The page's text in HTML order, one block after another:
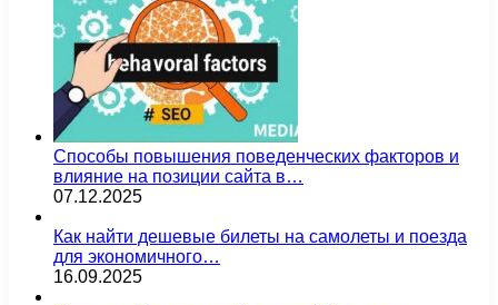
Способы повышения поведенческих факторов и
влияние на позиции сайта в…
07.12.2025
Как найти дешевые билеты на самолеты и поезда
для экономичного…
16.09.2025